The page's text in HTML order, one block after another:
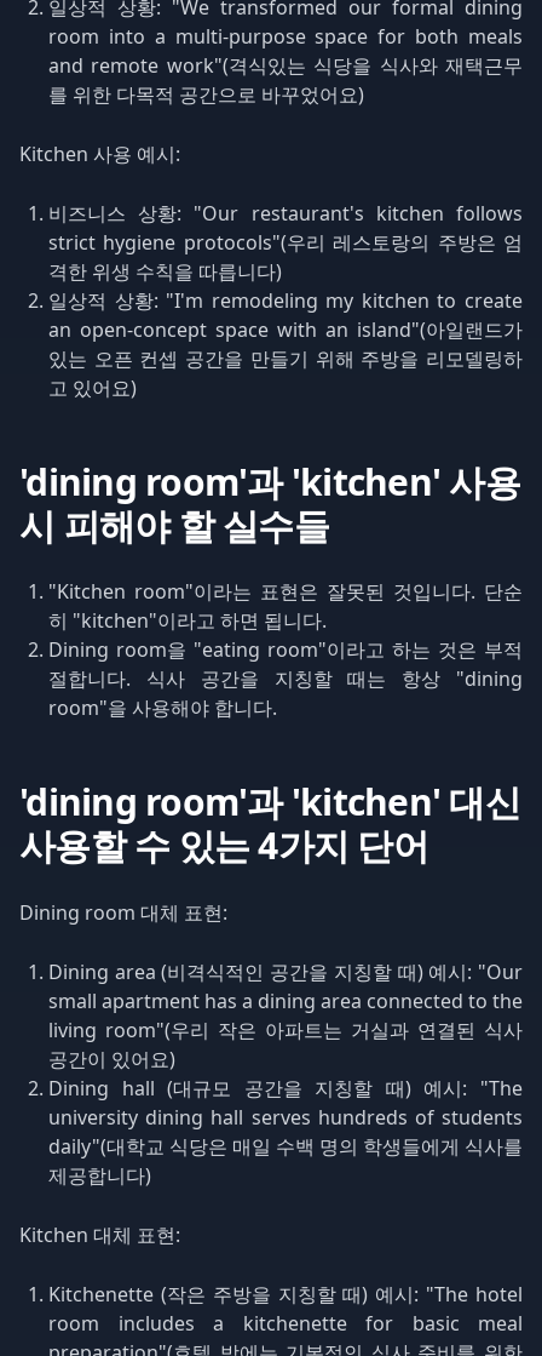
일상적 상황: "We transformed our formal dining
room into a multi-purpose space for both meals
and remote work"(격식있는 식당을 식사와 재택근무
를 위한 다목적 공간으로 바꾸었어요)
Kitchen 사용 예시:
비즈니스 상황: "Our restaurant's kitchen follows
strict hygiene protocols"(우리 레스토랑의 주방은 엄
격한 위생 수칙을 따릅니다)
일상적 상황: "I'm remodeling my kitchen to create
an open-concept space with an island"(아일랜드가
있는 오픈 컨셉 공간을 만들기 위해 주방을 리모델링하
고 있어요)
'dining room'과 'kitchen' 사용
시 피해야 할 실수들
"Kitchen room"이라는 표현은 잘못된 것입니다. 단순
히 "kitchen"이라고 하면 됩니다.
Dining room을 "eating room"이라고 하는 것은 부적
절합니다. 식사 공간을 지칭할 때는 항상 "dining
room"을 사용해야 합니다.
'dining room'과 'kitchen' 대신
사용할 수 있는 4가지 단어
Dining room 대체 표현:
Dining area (비격식적인 공간을 지칭할 때) 예시: "Our
small apartment has a dining area connected to the
living room"(우리 작은 아파트는 거실과 연결된 식사
공간이 있어요)
Dining hall (대규모 공간을 지칭할 때) 예시: "The
university dining hall serves hundreds of students
daily"(대학교 식당은 매일 수백 명의 학생들에게 식사를
제공합니다)
Kitchen 대체 표현:
Kitchenette (작은 주방을 지칭할 때) 예시: "The hotel
room includes a kitchenette for basic meal